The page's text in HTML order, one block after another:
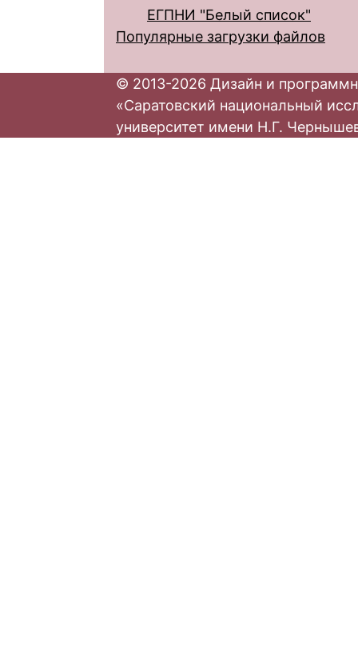
ЕГПНИ "Белый список"
Популярные загрузки файлов
© 2013-2026 Дизайн и
«Саратовский национальный
университет имени Н.Г.